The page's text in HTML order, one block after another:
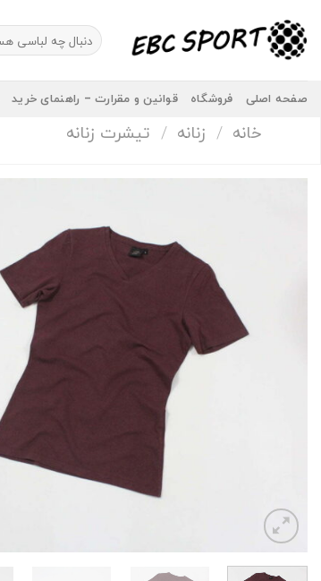
content
جستجو
برای:
صفحه اصلی فروشگاه قوانین و مقرارت – راهنمای خرید
خانه / زنانه / تیشرت زنانه